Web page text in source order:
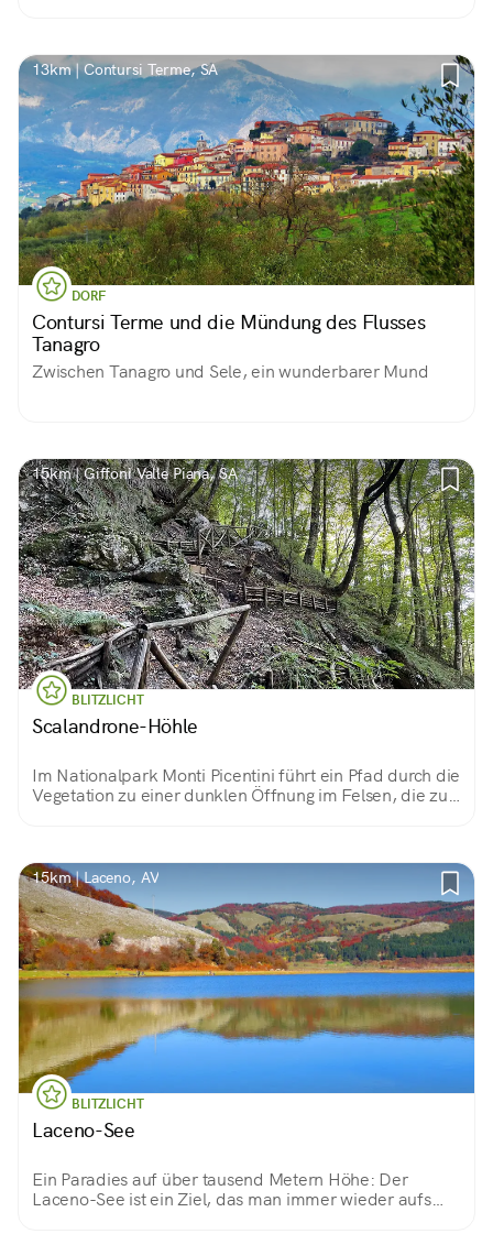
13km | Contursi Terme, SA
DORF
Contursi Terme und die Mündung des Flusses
Tanagro
Zwischen Tanagro und Sele, ein wunderbarer Mund
15km | Giffoni Valle Piana, SA
BLITZLICHT
Scalandrone-Höhle
Im Nationalpark Monti Picentini führt ein Pfad durch die
Vegetation zu einer dunklen Öffnung im Felsen, die zur
15km | Laceno, AV
BLITZLICHT
Laceno-See
Ein Paradies auf über tausend Metern Höhe: Der
Laceno-See ist ein Ziel, das man immer wieder aufs